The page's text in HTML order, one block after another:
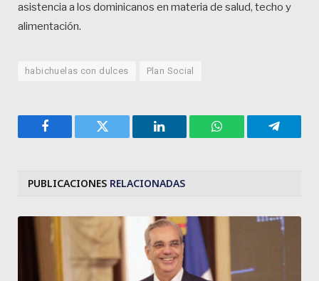
asistencia a los dominicanos en materia de salud, techo y
alimentación.
habichuelas con dulces Plan Social
Facebook Twitter LinkedIn WhatsApp
PUBLICACIONES RELACIONADAS